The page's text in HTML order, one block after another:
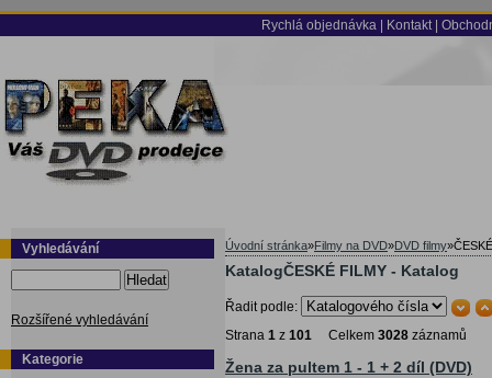
Rychlá objednávka Kontakt
Vyhledávání
Hledat
Rozšířené vyhledávání
Kategorie
Úvodní stránka»Filmy na DVD»DVD filmy»
KatalogČESKÉ FILMY - Katalog
Řadit podle:
Strana 1 z 101 Celkem 3028 záznamů
Žena za pultem 1 - 1 + 2 díl (DVD)